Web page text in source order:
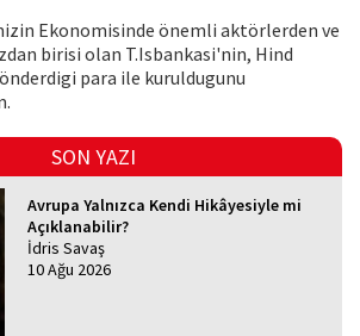
Ekonomisinde önemli aktörlerden ve
birisi olan T.Isbankasi'nin, Hind
para ile kuruldugunu
SON YAZI
Avrupa Yalnızca Kendi Hikâyesiyle mi
Açıklanabilir?
İdris Savaş
10 Ağu 2026